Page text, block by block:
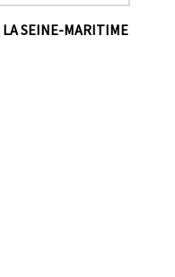
LA SEINE-MARITIME